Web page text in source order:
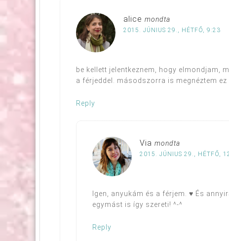
alice mondta
2015. JÚNIUS 29., HÉTFŐ, 9:23
be kellett jelentkeznem, hogy elmondjam,
a férjeddel. másodszorra is megnéztem
Reply
Via mondta
2015. JÚNIUS 29., HÉTFŐ,
Igen, anyukám és a férjem. ♥ És
egymást is így szereti! ^-^
Reply